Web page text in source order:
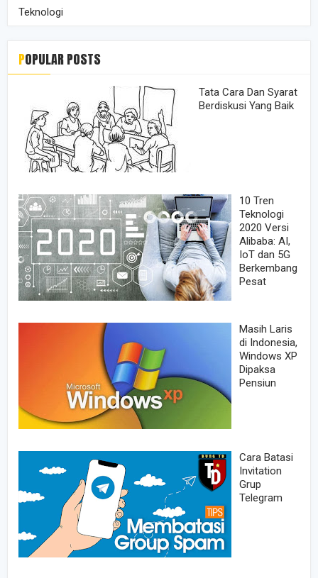
Teknologi
POPULAR POSTS
Tata Cara Dan Syarat
Berdiskusi Yang Baik
10 Tren
Teknologi
2020 Versi
Alibaba: AI,
IoT dan 5G
Berkembang
Pesat
Masih Laris
di Indonesia,
Windows XP
Dipaksa
Pensiun
Cara Batasi
Invitation
Grup
Telegram